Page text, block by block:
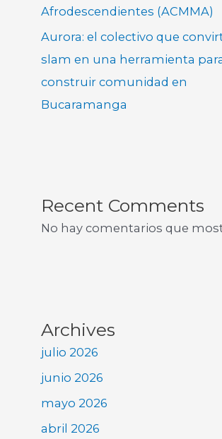
Afrodescendientes (ACMMA)
Aurora: el colectivo que
slam en una herramienta
construir comunidad en
Bucaramanga
Recent Comments
No hay comentarios que
Archives
julio 2026
junio 2026
mayo 2026
abril 2026